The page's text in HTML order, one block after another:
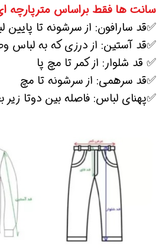
سانت ها فقط براساس مترپارچه
✅قد سارافون: از سرشونه تا پایین
✅قد آستین: از درزی که به
✅ قد شلوار: از کمر تا مچ پا
✅قد سرهمی: از سرشونه تا مچ
✅پهنای لباس: فاصله بین دوتا زیر